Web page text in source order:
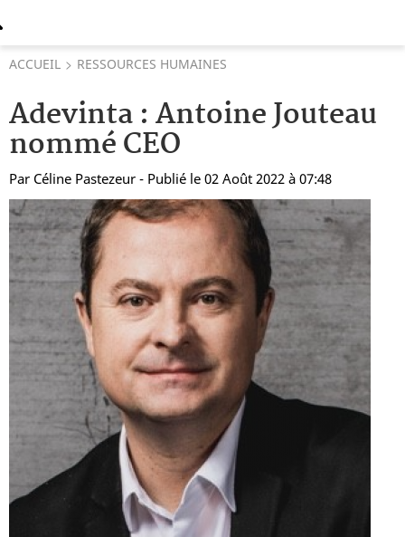
ACCUEIL RESSOURCES HUMAINES
Adevinta : Antoine Jouteau
nommé CEO
Par Céline Pastezeur - Publié le 02 Août 2022 à 07:48